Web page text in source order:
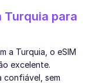
Turquia para
a Turquia, o eSIM
excelente.
sem